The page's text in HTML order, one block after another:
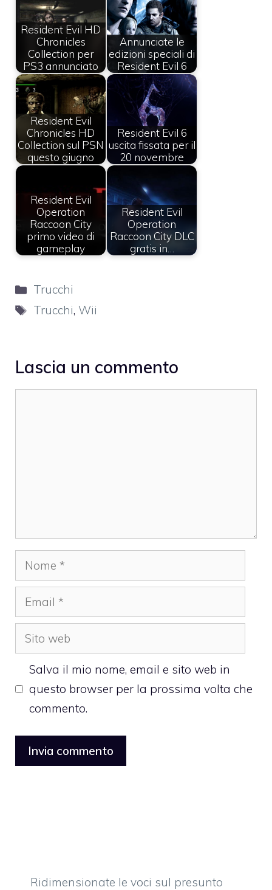
Resident Evil HD
Chronicles
Collection per
PS3 annunciato
Annunciate le
edizioni speciali di
Resident Evil 6
Resident Evil
Chronicles HD
Collection sul PSN
questo giugno
Resident Evil 6
uscita fissata per il
20 novembre
Resident Evil
Operation
Raccoon City
primo video di
gameplay
Resident Evil
Operation
Raccoon City DLC
gratis in…
Categorie
Trucchi
Tag
Trucchi, Wii
Lascia un commento
Nome
Email
Sito
web
Salva il mio nome, email e sito web in
questo browser per la prossima volta che
commento.
Ridimensionate le voci sul presunto